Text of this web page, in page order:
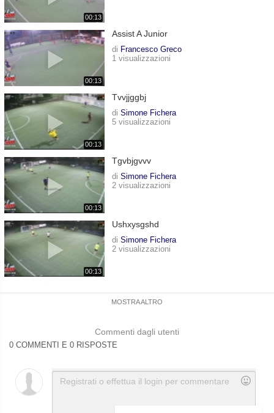
00:13
00:13
Assist A Junior
di Francesco Greco
1 visualizzazioni
00:13
Tvvjjggbj
di Simone Fichera
5 visualizzazioni
00:13
Tgvbjgvvv
di Simone Fichera
2 visualizzazioni
00:13
Ushxysgshd
di Simone Fichera
2 visualizzazioni
MOSTRA ALTRO
Commenti dagli utenti
0 COMMENTI E 0 RISPOSTE